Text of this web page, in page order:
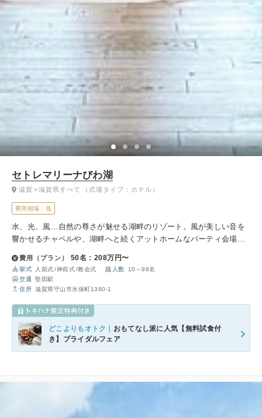
セトレマリーナびわ湖
費用相場：低
水、光、風…自然の尊さが魅せる湖畔のリゾート。風が美しい音を
響かせるチャペルや、湖畔へと続くアットホームなパーティ会場で
滋賀 滋賀県すべて （式場タイプ：ホテル）
費用（プラン） 50名：208万円〜
挙式 人前式 神前式 教会式 人数
10～98名
交通
堅田駅
住所 滋賀県守山市水保町1380-1
どこよりもオトク｜ おもてなし派に人気【無料試食付
き】ブライダルフェア